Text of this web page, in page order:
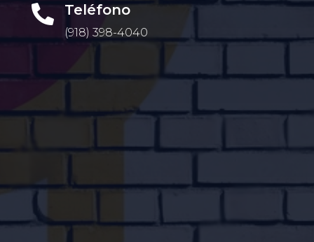
 Teléfono
(918) 398-4040